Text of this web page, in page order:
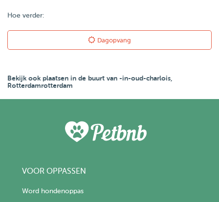
Hoe verder:
Dagopvang
Bekijk ook plaatsen in de buurt van -in-oud-charlois,
Rotterdamrotterdam
VOOR OPPASSEN
Word hondenoppas